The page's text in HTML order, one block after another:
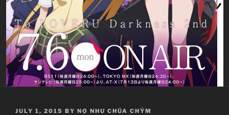
POSTED
JULY 1, 2015 BY NỢ NHƯ CHÚA CHỶM